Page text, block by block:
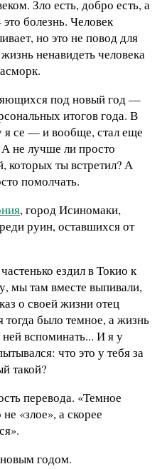
Зло есть, добро есть, а
болезнь. Человек
но это не повод для
ненавидеть человека
под новый год —
итогов года. В
я се — и вообще, стал еще
не лучше ли просто
ты встретил? А
помолчать.
, город Исиномаки,
руин, оставшихся от
ездил в Токио к
мы там вместе выпивали,
о своей жизни отец
было темное, а жизнь
вспоминать... И я у
что это у тебя за
такой?
перевода. «Темное
«злое», а скорее
годом.